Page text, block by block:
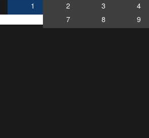
1 2 3 4
7
8 9